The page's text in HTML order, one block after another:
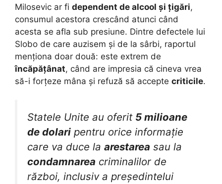
Milosevic ar fi dependent de alcool și țigări,
consumul acestora crescând atunci când
acesta se afla sub presiune. Dintre defectele lui
Slobo de care auzisem și de la sârbi, raportul
menționa doar două: este extrem de
încăpățânat, când are impresia că cineva vrea
să-i forțeze mâna și refuză să accepte criticile.
Statele Unite au oferit 5 milioane
de dolari pentru orice informație
care va duce la arestarea sau la
condamnarea criminalilor de
război, inclusiv a președintelui